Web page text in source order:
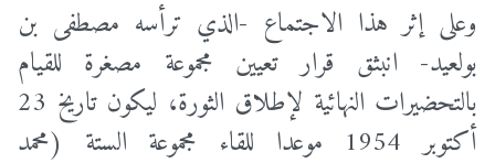
وعلى إثر هذا الاجتماع -الذي ترأسه مصطفى بن
بولعيد- انبثق قرار تعيين مجموعة مصغرة للقيام
بالتحضيرات النهائية لإطلاق الثورة، ليكون تاريخ 23
أكتوبر 1954 موعدا للقاء مجموعة الستة (محمد